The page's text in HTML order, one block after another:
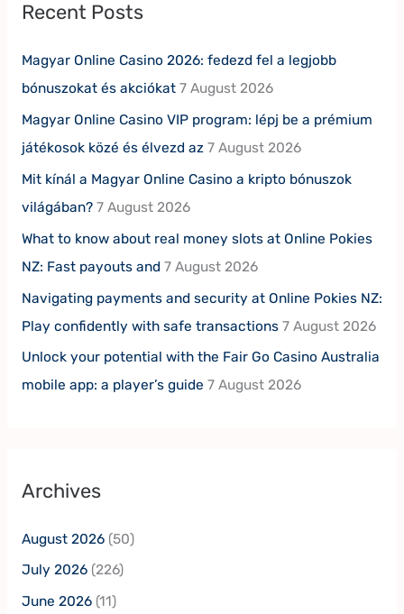
Recent Posts
Magyar Online Casino 2026: fedezd fel a legjobb
bónuszokat és akciókat 7 August 2026
Magyar Online Casino VIP program: lépj be a prémium
játékosok közé és élvezd az 7 August 2026
Mit kínál a Magyar Online Casino a kripto bónuszok
világában? 7 August 2026
What to know about real money slots at Online Pokies
NZ: Fast payouts and 7 August 2026
Navigating payments and security at Online Pokies NZ:
Play confidently with safe transactions 7 August 2026
Unlock your potential with the Fair Go Casino Australia
mobile app: a player’s guide 7 August 2026
Archives
August 2026(50)
July 2026(226)
June 2026(11)